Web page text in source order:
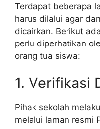
Terdapat beberapa
harus dilalui agar
dicairkan. Berikut
perlu diperhatikan
orang tua siswa:
1. Verifikasi
Pihak sekolah
melalui laman resmi